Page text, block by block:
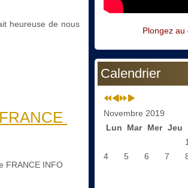
heureuse de nous
FRANCE ​INFO
Plongez
Calendrier
Novembre 2019
Lun
Mar Mer Jeu
1
4
5 6 7